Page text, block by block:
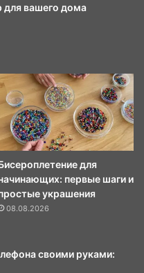
для вашего дома
для
первые шаги и
украшения
08.08.2026
своими руками: